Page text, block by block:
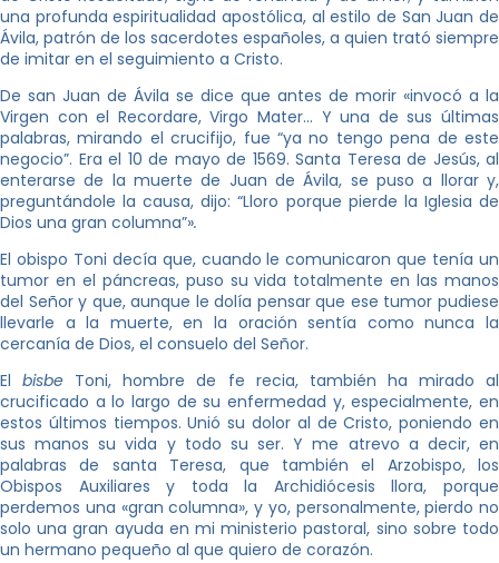
una profunda espiritualidad apostólica, al estilo de San Juan de
Ávila, patrón de los sacerdotes españoles, a quien trató siempre
de imitar en el seguimiento a Cristo.
De san Juan de Ávila se dice que antes de morir «invocó a la
Virgen con el Recordare, Virgo Mater… Y una de sus últimas
palabras, mirando el crucifijo, fue “ya no tengo pena de este
negocio”. Era el 10 de mayo de 1569. Santa Teresa de Jesús, al
enterarse de la muerte de Juan de Ávila, se puso a llorar y,
preguntándole la causa, dijo: “Lloro porque pierde la Iglesia de
Dios una gran columna”».
El obispo Toni decía que, cuando le comunicaron que tenía un
tumor en el páncreas, puso su vida totalmente en las manos
del Señor y que, aunque le dolía pensar que ese tumor pudiese
llevarle a la muerte, en la oración sentía como nunca la
cercanía de Dios, el consuelo del Señor.
Elbisbe Toni, hombre de fe recia, también ha mirado al
crucificado a lo largo de su enfermedad y, especialmente, en
estos últimos tiempos. Unió su dolor al de Cristo, poniendo en
sus manos su vida y todo su ser. Y me atrevo a decir, en
palabras de santa Teresa, que también el Arzobispo, los
Obispos Auxiliares y toda la Archidiócesis llora, porque
perdemos una «gran columna», y yo, personalmente, pierdo no
solo una gran ayuda en mi ministerio pastoral, sino sobre todo
un hermano pequeño al que quiero de corazón.